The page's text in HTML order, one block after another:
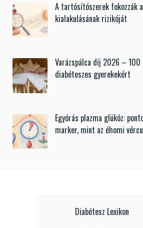
A tartósítószerek fokozzák
kialakulásának rizikóját
Varázspálca díj 2026 – 100
diabéteszes gyerekekért
Egyórás plazma glükóz:
marker, mint az éhomi
Diabétesz Lexikon